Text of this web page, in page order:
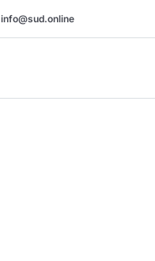
info@sud.online